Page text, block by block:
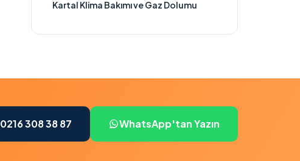
Kartal Klima Bakımı ve Gaz Dolumu
0216 308 38 87 WhatsApp'tan Yazın